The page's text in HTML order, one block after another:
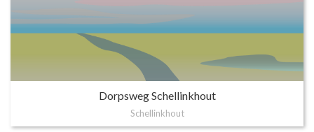
Dorpsweg Schellinkhout
Schellinkhout